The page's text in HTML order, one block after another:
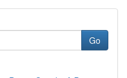
Go